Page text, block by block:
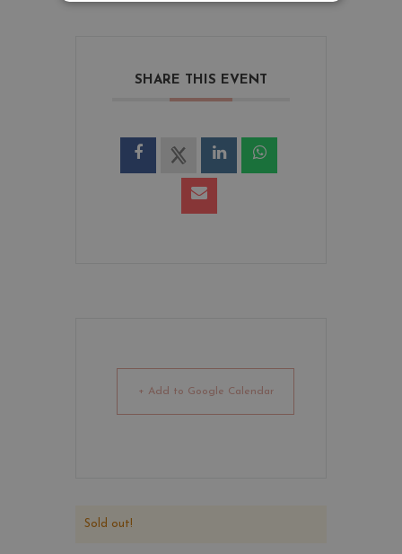
SHARE THIS EVENT
+ Add to Google Calendar
Sold out!